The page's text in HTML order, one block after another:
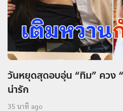
วันหยุดสุดอบอุ่น “ทิม” ควง
น่ารัก
35 นาที ago